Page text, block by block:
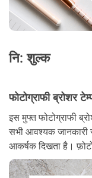
नि: शुल्क
इस मुफ्त फोटोग्राफी
सभी आवश्यक जानकारी
आकर्षक दिखता है।